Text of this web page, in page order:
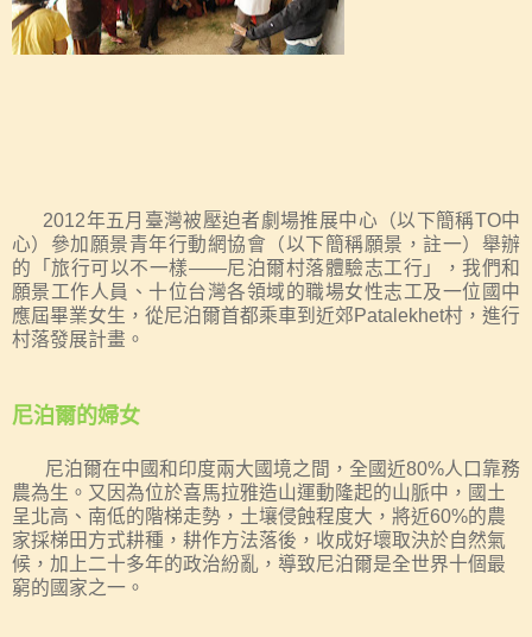
2012年五月臺灣被壓迫者劇場推展中心（以下簡稱TO中
心）參加願景青年行動網協會（以下簡稱願景，註一）舉辦
的「旅行可以不一樣——尼泊爾村落體驗志工行」，我們和
願景工作人員、十位台灣各領域的職場女性志工及一位國中
應屆畢業女生，從尼泊爾首都乘車到近郊Patalekhet村，進行
村落發展計畫。
尼泊爾的婦女
尼泊爾在中國和印度兩大國境之間，全國近80%人口靠務
農為生。又因為位於喜馬拉雅造山運動隆起的山脈中 ， 國土
呈北高、南低的階梯走勢， 土壤侵蝕程度大， 將近60%的農
家採梯田方式耕種 ， 耕作方法落後，收成好壞取決於自然氣
候 ，加上二十多年的政治紛亂，導致尼泊爾是全世界十個最
窮的國家之一。